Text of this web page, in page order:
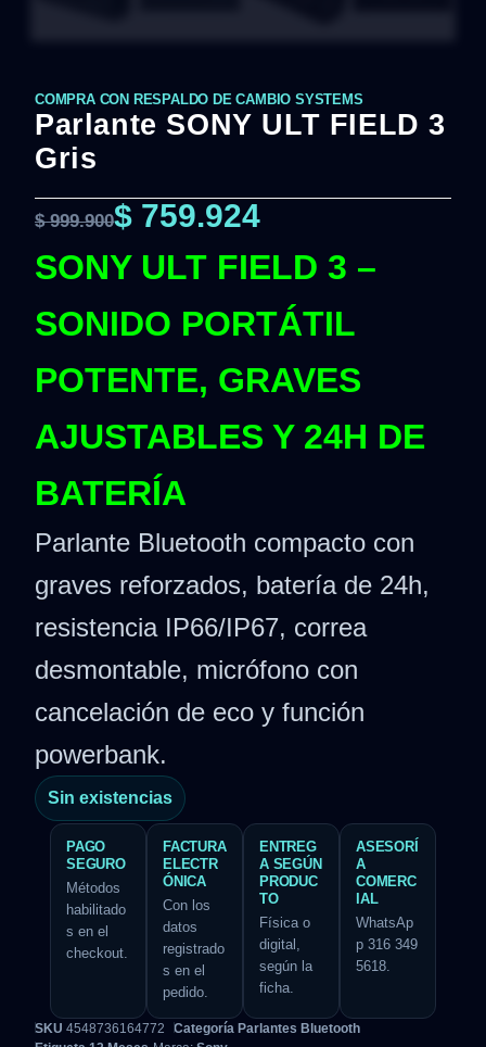
COMPRA CON RESPALDO DE CAMBIO SYSTEMS
Parlante SONY ULT FIELD 3
Gris
$999.900$ 759.924
SONY ULT FIELD 3 –
SONIDO PORTÁTIL
POTENTE, GRAVES
AJUSTABLES Y 24H DE
BATERÍA
Parlante Bluetooth compacto con
graves reforzados, batería de 24h,
resistencia IP66/IP67, correa
desmontable, micrófono con
cancelación de eco y función
powerbank.
Sin existencias
PAGO
SEGURO
Métodos
habilitado
s en el
checkout.
FACTURA
ELECTR
ÓNICA
Con los
datos
registrado
s en el
pedido.
ENTREG
A SEGÚN
PRODUC
TO
Física o
digital,
según la
ficha.
ASESORÍ
A
COMERC
IAL
WhatsAp
p 316 349
5618.
SKU 4548736164772 Categoría Parlantes Bluetooth